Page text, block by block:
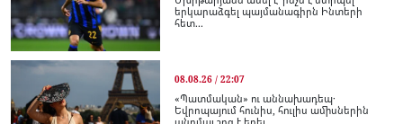
երկարաձգել պայմանագիրն Ինտերի
հետ...
08.08.26 / 22:07
«Պատմական» ու աննախադեպ․
Եվրոպայում հունիս, հուլիս ամիսներին